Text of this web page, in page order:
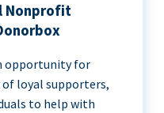
Nonprofit
opportunity for
loyal supporters,
to help with